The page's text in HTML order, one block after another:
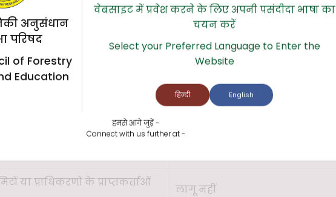
को प्राप्त होने वाला मासिक
में निर्धारित मुआवजे की प्रणाली भी
(लाख रुपये में)
व्यय - दिसंबर 2021
वेतन (अनुसंधान) - 1039.21 रुपये
वेतन (गैर-अनुसंधान) - ₹492.67
कुल योग- 1531.88 रुपये
सभी योजनाओं, प्रस्तावित
का विवरण दिया गया है।
विवरण (1.11 MB)
का तरीका, जिसमें आवंटित राशि
का विवरण शामिल है।
या प्राधिकरणों के प्राप्तकर्ताओं
लागू नहीं
अनुसंधान
परिषद
of Forestry
Education
वेबसाइट में प्रवेश करने के लिए अपनी पसंदीदा भाषा का
चयन करें
Select your Preferred Language to Enter the
Website
हिन्दी English
हमसे आगे जुड़ें -
Connect with us further at -